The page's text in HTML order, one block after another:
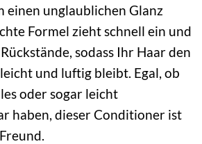
einen unglaublichen Glanz
Formel zieht schnell ein und
sodass Ihr Haar den
und luftig bleibt. Egal, ob
oder sogar leicht
haben, dieser Conditioner ist